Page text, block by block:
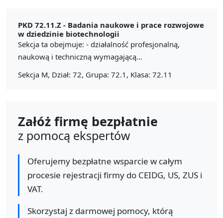
PKD 72.11.Z - Badania naukowe i prace rozwojowe
w dziedzinie biotechnologii
Sekcja ta obejmuje: - działalność profesjonalną,
naukową i techniczną wymagającą...
Sekcja M, Dział: 72, Grupa: 72.1, Klasa: 72.11
Załóż firmę bezpłatnie
z pomocą ekspertów
Oferujemy bezpłatne wsparcie w całym
procesie rejestracji firmy do CEIDG, US, ZUS i
VAT.
Skorzystaj z darmowej pomocy, którą